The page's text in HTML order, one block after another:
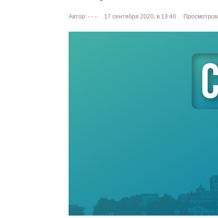
Автор: - - - 17 сентября 2020, в 13:40